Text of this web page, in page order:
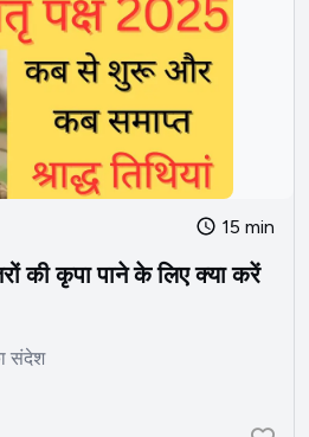
15 min
की कृपा पाने के लिए क्या करें
संदेश